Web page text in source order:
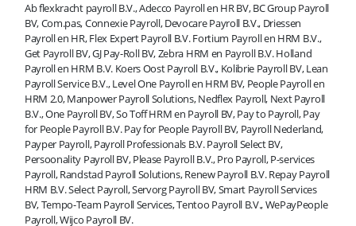
Ab flexkracht payroll B.V., Adecco Payroll en HR BV, BC Group Payroll
BV, Com.pas, Connexie Payroll, Devocare Payroll B.V., Driessen
Payroll en HR, Flex Expert Payroll B.V. Fortium Payroll en HRM B.V.,
Get Payroll BV, GJ Pay-Roll BV, Zebra HRM en Payroll B.V. Holland
Payroll en HRM B.V. Koers Oost Payroll B.V., Kolibrie Payroll BV, Lean
Payroll Service B.V., Level One Payroll en HRM BV, People Payroll en
HRM 2.0, Manpower Payroll Solutions, Nedflex Payroll, Next Payroll
B.V., One Payroll BV, So Toff HRM en Payroll BV, Pay to Payroll, Pay
for People Payroll B.V. Pay for People Payroll BV, Payroll Nederland,
Payper Payroll, Payroll Professionals B.V. Payroll Select BV,
Persoonality Payroll BV, Please Payroll B.V., Pro Payroll, P-services
Payroll, Randstad Payroll Solutions, Renew Payroll B.V. Repay Payroll
HRM B.V. Select Payroll, Servorg Payroll BV, Smart Payroll Services
BV, Tempo-Team Payroll Services, Tentoo Payroll B.V., WePayPeople
Payroll, Wijco Payroll BV.